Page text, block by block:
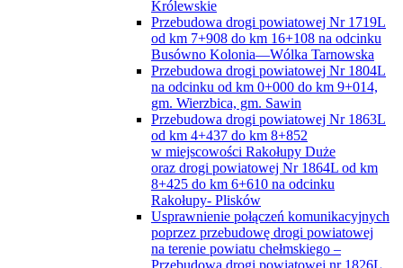
Królewskie
Przebudowa drogi powiatowej Nr 1719L
od km 7+908 do km 16+108 na odcinku
Busówno Kolonia—Wólka Tarnowska
Przebudowa drogi powiatowej Nr 1804L
na odcinku od km 0+000 do km 9+014,
gm. Wierzbica, gm. Sawin
Przebudowa drogi powiatowej Nr 1863L
od km 4+437 do km 8+852
w miejscowości Rakołupy Duże
oraz drogi powiatowej Nr 1864L od km
8+425 do km 6+610 na odcinku
Rakołupy- Plisków
Usprawnienie połączeń komunikacyjnych
poprzez przebudowę drogi powiatowej
na terenie powiatu chełmskiego –
Przebudowa drogi powiatowej nr 1826L